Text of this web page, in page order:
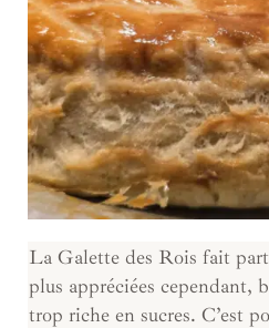
La Galette des Rois fait
plus appréciées cependant,
trop riche en sucres. C’est